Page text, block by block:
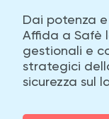
Contatti
Chi siamo
Dai potenza
Affida a Safè
gestionali e
strategici
sicurezza sul